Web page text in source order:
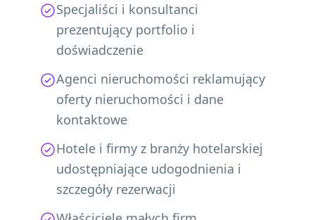
Specjaliści i konsultanci
prezentujący portfolio i
doświadczenie
Agenci nieruchomości reklamujący
oferty nieruchomości i dane
kontaktowe
Hotele i firmy z branży hotelarskiej
udostępniające udogodnienia i
szczegóły rezerwacji